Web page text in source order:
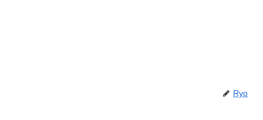
Ryo